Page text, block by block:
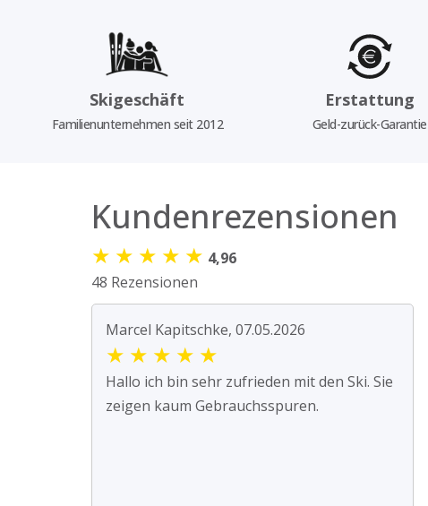
Skigeschäft
Familienunternehmen seit 2012
Erstattung
Geld-zurück-Garantie
Kundenrezensionen
★ ★ ★ ★ ★ 4,96
48 Rezensionen
Marcel Kapitschke, 07.05.2026
★ ★ ★ ★ ★
Hallo ich bin sehr zufrieden mit den Ski. Sie
zeigen kaum Gebrauchsspuren.